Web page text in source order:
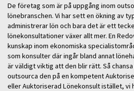
De företag som är på uppgång inom
lönebranschen. Vi har sett en ökning av
administrerar lön och bara det är ett
lönekonsultationer växer allt mer. En
kunskap inom ekonomiska
som konsulter där ingår bland annat
är väldigt viktig att den blir rätt. Så
outsourca den på en kompetent
eller Auktoriserad Lönekonsult istället, vi